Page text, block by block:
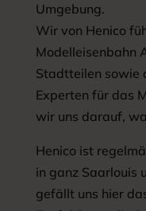
Umgebung.
Wir von Henico
Modelleisenbahn
Stadtteilen sowie
Experten für das
wir uns darauf,
Henico ist
in ganz Saarlouis
gefällt uns hier